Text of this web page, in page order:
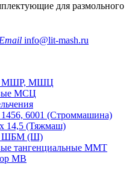
для размольного
info@lit-mash.ru
МШР, МШЦ
МСЦ
6001 (Строммашина)
14,5 (Тяжмаш)
ШБМ (Ш)
тангенциальные ММТ
МВ